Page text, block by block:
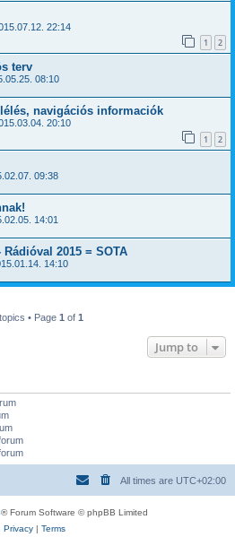
22:14
1 2
terv
08:10
navigációs informaciók
20:10
1 2
09:38
14:01
2015 = SOTA
14:10
• Page 1 of 1
Jump to
All times are UTC+02:00
® Forum Software © phpBB Limited
Privacy| Terms